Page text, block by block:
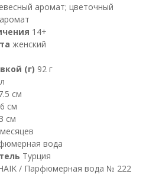
аромат; цветочный
14+
женский
(г) 92 г
см
см
3 см
вода
Турция
/ Парфюмерная вода № 222